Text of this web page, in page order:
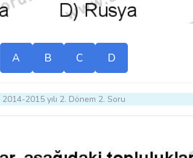
A B C D
2014-2015 yılı 2. Dönem 2. Soru